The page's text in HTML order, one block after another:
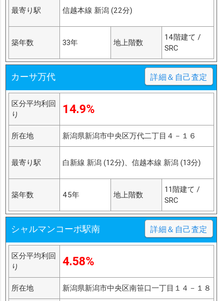
最寄り駅 信越本線 新潟 (22分)
築年数 33年 地上階数
14階建て /
SRC
カーサ万代 詳細＆自己査定
区分平均利回
り
14.9%
所在地 新潟県新潟市中央区万代二丁目４－１６
最寄り駅 白新線 新潟 (12分)、信越本線 新潟 (13分)
築年数 45年 地上階数
11階建て /
SRC
シャルマンコーポ駅南 詳細＆自己査定
区分平均利回
り
4.58%
所在地 新潟県新潟市中央区南笹口一丁目１４－１８